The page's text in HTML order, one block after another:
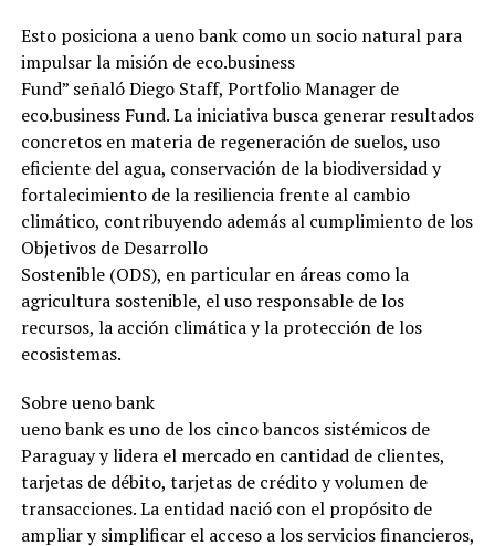
Esto posiciona a ueno bank como un socio natural para
impulsar la misión de eco.business
Fund” señaló Diego Staff, Portfolio Manager de
eco.business Fund. La iniciativa busca generar resultados
concretos en materia de regeneración de suelos, uso
eficiente del agua, conservación de la biodiversidad y
fortalecimiento de la resiliencia frente al cambio
climático, contribuyendo además al cumplimiento de los
Objetivos de Desarrollo
Sostenible (ODS), en particular en áreas como la
agricultura sostenible, el uso responsable de los
recursos, la acción climática y la protección de los
ecosistemas.
Sobre ueno bank
ueno bank es uno de los cinco bancos sistémicos de
Paraguay y lidera el mercado en cantidad de clientes,
tarjetas de débito, tarjetas de crédito y volumen de
transacciones. La entidad nació con el propósito de
ampliar y simplificar el acceso a los servicios financieros,